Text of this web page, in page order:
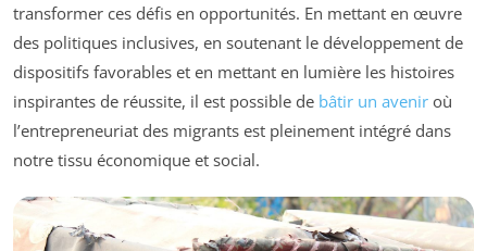
transformer ces défis en opportunités. En mettant en œuvre
des politiques inclusives, en soutenant le développement de
dispositifs favorables et en mettant en lumière les histoires
inspirantes de réussite, il est possible de bâtir un avenir où
l’entrepreneuriat des migrants est pleinement intégré dans
notre tissu économique et social.